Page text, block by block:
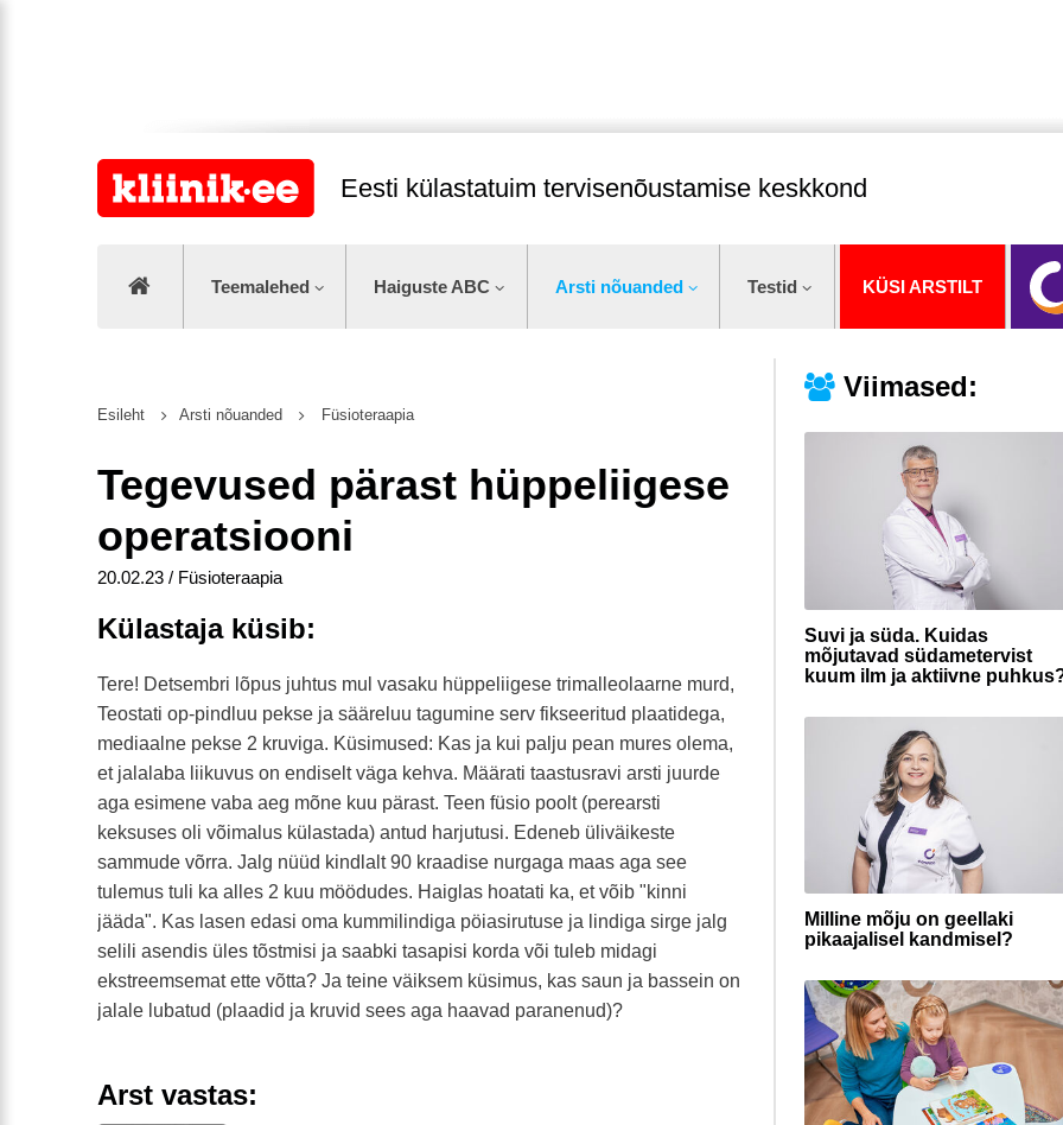
Eesti külastatuim tervisenõustamise keskkond
Teemalehed Haiguste ABC Arsti nõuanded Testid KÜSI ARSTILT
Viimased:
Suvi ja süda. Kuidas
mõjutavad südametervist
kuum ilm ja aktiivne
Milline mõju on geellaki
pikaajalisel kandmisel?
Esileht Arsti nõuanded Füsioteraapia
Tegevused pärast hüppeliigese
operatsiooni
20.02.23 / Füsioteraapia
Külastaja küsib:
Tere! Detsembri lõpus juhtus mul vasaku hüppeliigese trimalleolaarne murd,
Teostati op-pindluu pekse ja sääreluu tagumine serv fikseeritud plaatidega,
mediaalne pekse 2 kruviga. Küsimused: Kas ja kui palju pean mures olema,
et jalalaba liikuvus on endiselt väga kehva. Määrati taastusravi arsti juurde
aga esimene vaba aeg mõne kuu pärast. Teen füsio poolt (perearsti
keksuses oli võimalus külastada) antud harjutusi. Edeneb üliväikeste
sammude võrra. Jalg nüüd kindlalt 90 kraadise nurgaga maas aga see
tulemus tuli ka alles 2 kuu möödudes. Haiglas hoatati ka, et võib "kinni
jääda". Kas lasen edasi oma kummilindiga pöiasirutuse ja lindiga sirge jalg
selili asendis üles tõstmisi ja saabki tasapisi korda või tuleb midagi
ekstreemsemat ette võtta? Ja teine väiksem küsimus, kas saun ja bassein on
jalale lubatud (plaadid ja kruvid sees aga haavad paranenud)?
Arst vastas: